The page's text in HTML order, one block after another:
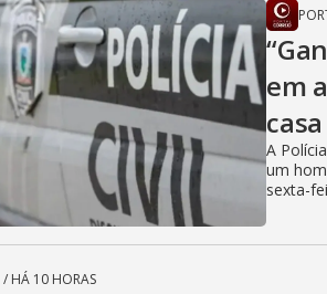
em
A
um
sexta-
/ HÁ 10 HORAS